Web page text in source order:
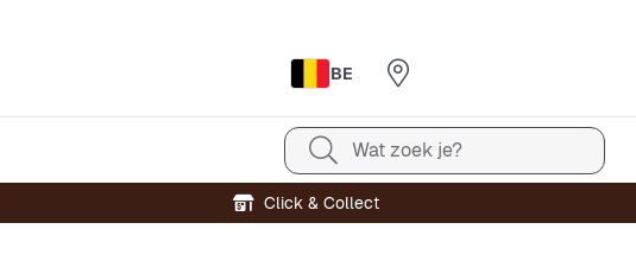
BE
Wat zoek je?
Click & Collect